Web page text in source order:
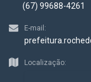
(67) 99688-4261
E-mail:
Localização: